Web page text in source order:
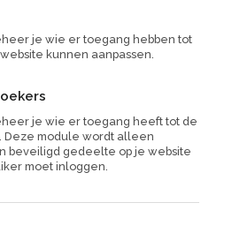
je wie er toegang hebben tot
kunnen aanpassen.
je wie er toegang heeft tot de
Deze module wordt alleen
beveiligd gedeelte op je website
moet inloggen.